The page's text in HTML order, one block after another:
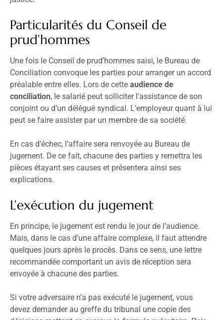
Particularités du Conseil de
prud’hommes
Une fois le Conseil de prud’hommes saisi, le Bureau de
Conciliation convoque les parties pour arranger un accord
préalable entre elles. Lors de cette audience de
conciliation, le salarié peut solliciter l’assistance de son
conjoint ou d’un délégué syndical. L’employeur quant à lui
peut se faire assister par un membre de sa société.
En cas d’échec, l’affaire sera renvoyée au Bureau de
jugement. De ce fait, chacune des parties y remettra les
pièces étayant ses causes et présentera ainsi ses
explications.
L’exécution du jugement
En principe, le jugement est rendu le jour de l’audience.
Mais, dans le cas d’une affaire complexe, il faut attendre
quelques jours après le procès. Dans ce sens, une lettre
recommandée comportant un avis de réception sera
envoyée à chacune des parties.
Si votre adversaire n’a pas exécuté le jugement, vous
devez demander au greffe du tribunal une copie des